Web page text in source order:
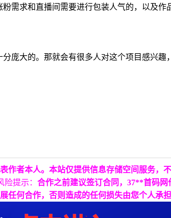
需求和直播间需要进行包装人气的，以及
庞大的。那就会有很多人对这个项目感兴
作者本人。本站仅提供信息存储空间服务
险提示： 合作之前建议签订合同，37**首码
任何合作，否则造成的任何损失由您个人承担